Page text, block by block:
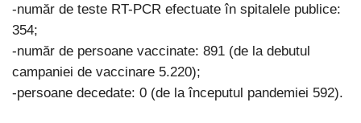
-număr de teste RT-PCR efectuate în spitalele publice:
354;
-număr de persoane vaccinate: 891 (de la debutul
campaniei de vaccinare 5.220);
-persoane decedate: 0 (de la începutul pandemiei 592).